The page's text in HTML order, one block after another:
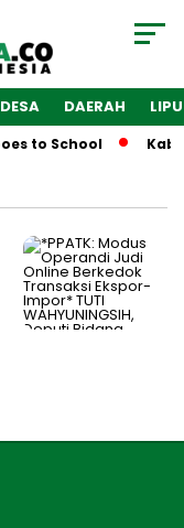
DESA DAERAH
to School